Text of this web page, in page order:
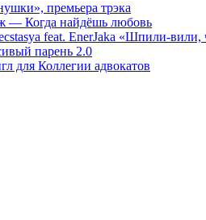
премьера трэка
— Когда найдёшь любовь
feat. EnerJaka «Шпили-вили,
парень 2.0
для Коллегии адвокатов